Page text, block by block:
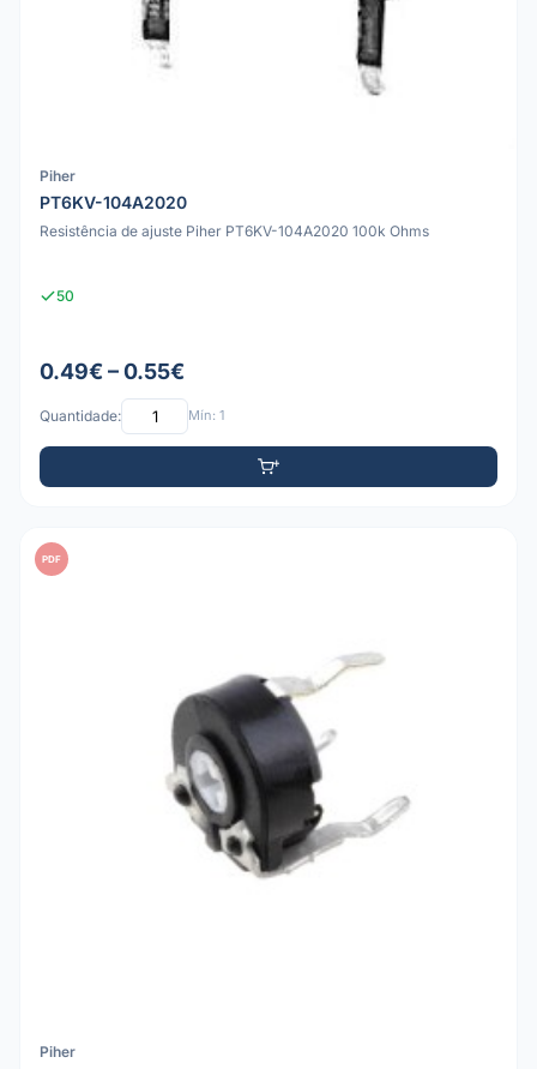
Piher
PT6KV-104A2020
Resistência de ajuste Piher PT6KV-104A2020 100k Ohms
50
0.49€ – 0.55€
Quantidade: Mín: 1
PDF
Piher